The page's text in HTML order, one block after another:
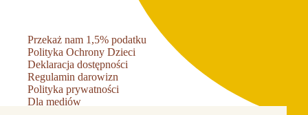
Przekaż nam 1,5% podatku
Polityka Ochrony Dzieci
Deklaracja dostępności
Regulamin darowizn
Polityka prywatności
Dla mediów